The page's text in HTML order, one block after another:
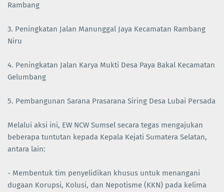
Rambang
3. Peningkatan Jalan Manunggal Jaya Kecamatan Rambang
Niru
4. Peningkatan Jalan Karya Mukti Desa Paya Bakal Kecamatan
Gelumbang
5. Pembangunan Sarana Prasarana Siring Desa Lubai Persada
Melalui aksi ini, EW NCW Sumsel secara tegas mengajukan
beberapa tuntutan kepada Kepala Kejati Sumatera Selatan,
antara lain:
- Membentuk tim penyelidikan khusus untuk menangani
dugaan Korupsi, Kolusi, dan Nepotisme (KKN) pada kelima